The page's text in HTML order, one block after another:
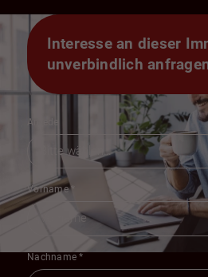
Interesse an dieser
unverbindlich
Anrede
Vorname
Nachname*